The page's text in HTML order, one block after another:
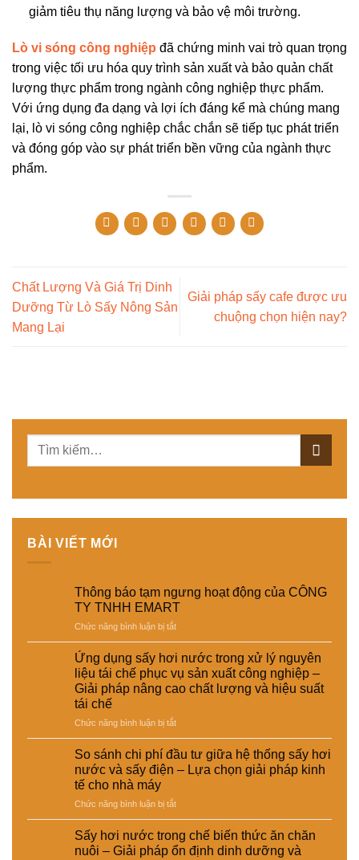
giảm tiêu thụ năng lượng và bảo vệ môi trường.
Lò vi sóng công nghiệp đã chứng minh vai trò quan trọng
trong việc tối ưu hóa quy trình sản xuất và bảo quản chất
lượng thực phẩm trong ngành công nghiệp thực phẩm.
Với ứng dụng đa dạng và lợi ích đáng kể mà chúng mang
lại, lò vi sóng công nghiệp chắc chắn sẽ tiếp tục phát triển
và đóng góp vào sự phát triển bền vững của ngành thực
phẩm.
Chất Lượng Và Giá Trị Dinh
Dưỡng Từ Lò Sấy Nông Sản
Mang Lại
Giải pháp sấy cafe được ưu
chuộng chọn hiện nay?
BÀI VIẾT MỚI
Thông báo tạm ngưng hoạt động của CÔNG
TY TNHH EMART
Chức năng bình luận bị tắtở
báo
ngưng
hoạt
của
TY
EMART
Ứng dụng sấy hơi nước trong xử lý nguyên
liệu tái chế phục vụ sản xuất công nghiệp –
Giải pháp nâng cao chất lượng và hiệu suất
tái chế
Chức năng bình luận bị tắtở
dụng
sấy
trong
xử
lý
nguyên
So sánh chi phí đầu tư giữa hệ thống sấy hơi
nước và sấy điện – Lựa chọn giải pháp kinh
tế cho nhà máy
Chức năng bình luận bị tắtở
chi
phí
Sấy hơi nước trong chế biến thức ăn chăn
nuôi – Giải pháp ổn định dinh dưỡng và